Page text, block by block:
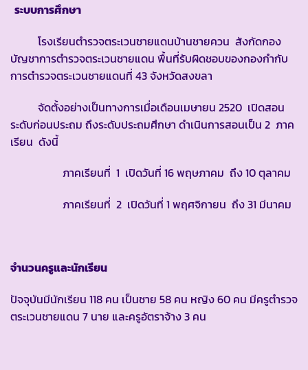
ระบบการศึกษา
โรงเรียนตำรวจตระเวนชายแดนบ้านชายควน สังกัดกอง
บัญชาการตำรวจตระเวนชายแดน พื้นที่รับผิดชอบของกองกำกับ
การตำรวจตระเวนชายแดนที่ 43 จังหวัดสงขลา
จัดตั้งอย่างเป็นทางการเมื่อเดือนเมษายน 2520 เปิดสอน
ระดับก่อนประถม ถึงระดับประถมศึกษา ดำเนินการสอนเป็น 2 ภาค
เรียน ดังนี้
ภาคเรียนที่ 1 เปิดวันที่ 16 พฤษภาคม ถึง 10 ตุลาคม
ภาคเรียนที่ 2 เปิดวันที่ 1 พฤศจิกายน ถึง 31 มีนาคม
จำนวนครูและนักเรียน
ปัจจุบันมีนักเรียน 118 คน เป็นชาย 58 คน หญิง 60 คน มีครูตำรวจ
ตระเวนชายแดน 7 นาย และครูอัตราจ้าง 3 คน